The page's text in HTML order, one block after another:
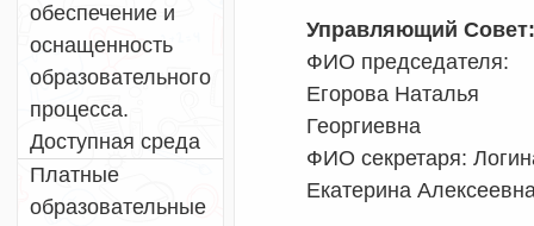
обеспечение и
оснащенность
образовательного
процесса.
Доступная среда
Платные
образовательные
Управляющий Совет:
ФИО председателя:
Егорова Наталья
Георгиевна
ФИО секретаря:
Екатерина